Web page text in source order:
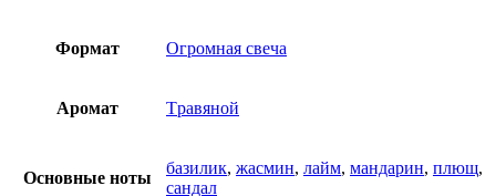
Формат Огромная свеча
Аромат Tравяной
Основные ноты
базилик, жасмин, лайм, мандарин, плющ,
сандал